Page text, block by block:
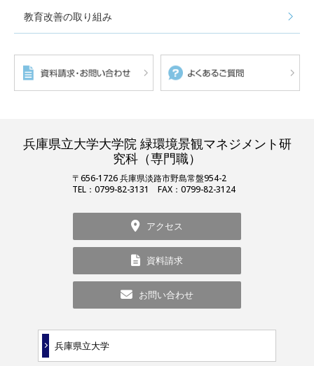
教育改善の取り組み
兵庫県立大学大学院 緑環境景観マネジメント研
究科（専門職）
〒656-1726 兵庫県淡路市野島常盤954-2
TEL：0799-82-3131 FAX：0799-82-3124
アクセス
資料請求
お問い合わせ
兵庫県立大学